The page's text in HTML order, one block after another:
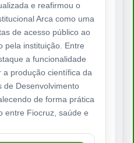
e reafirmou o
Arca como uma
de acesso público ao
pela instituição. Entre
a funcionalidade
a produção científica da
de Desenvolvimento
de forma prática
entre Fiocruz, saúde e